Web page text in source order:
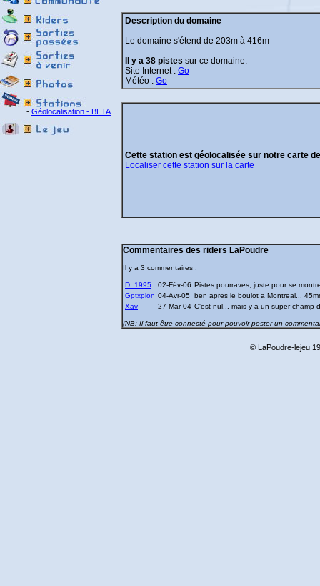
- Géolocalisation - BETA
Description du domaine
Le domaine s'étend de 203m à 416m
Il y a 38 pistes sur ce domaine.
Site Internet : Go
Météo : Go
Cette station est géolocalisée sur notre carte
Localiser cette station sur la carte
Commentaires des riders LaPoudre
Il y a 3 commentaires :
D_1995 02-Fév-06 Pistes pourraves, juste pour se
Gptxplon 04-Avr-05
ben apres le boulot a Montreal...
Xav
27-Mar-04 C'est nul... mais y a un super champ
(NB: Il faut être connecté pour pouvoir poster un
© LaPoudre-lejeu